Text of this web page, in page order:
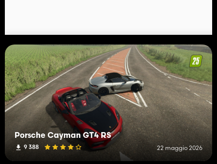
Porsche Cayman GT4 RS
9 388 22 maggio 2026